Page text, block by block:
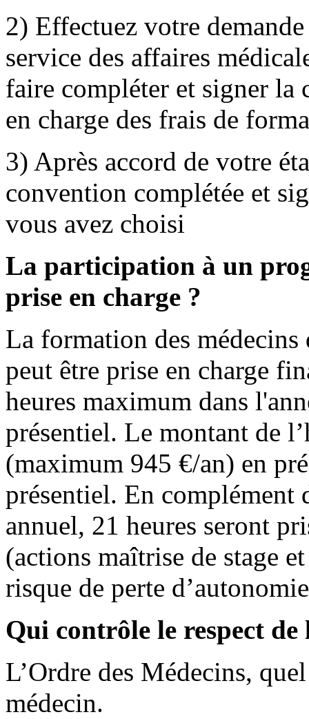
2) Effectuez votre
service des affaires
faire compléter et signer
en charge des frais de
3) Après accord de votre
convention complétée et
vous avez choisi
La participation à un
prise en charge ?
La formation des
peut être prise en charge
heures maximum dans
présentiel. Le montant de
(maximum 945 €/an) en
présentiel. En complément
annuel, 21 heures seront
(actions maîtrise de stage
risque de perte
Qui contrôle le respect
L’Ordre des Médecins,
médecin.